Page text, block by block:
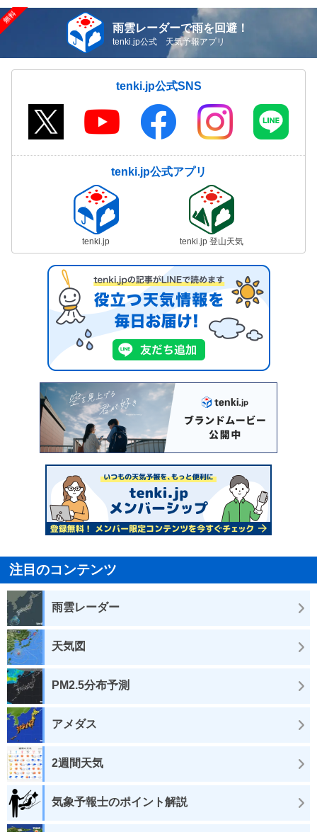
雨雲レーダーで雨を回避！
tenki.jp公式 天気予報アプリ
tenki.jp公式SNS
tenki.jp公式アプリ
tenki.jp tenki.jp 登山天気
注目のコンテンツ
雨雲レーダー
天気図
PM2.5分布予測
アメダス
2週間天気
気象予報士のポイント解説